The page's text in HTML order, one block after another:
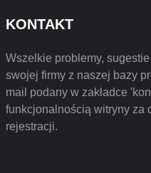
KONTAKT
Wszelkie problemy,
swojej firmy z naszej bazy
mail podany w zakładce
funkcjonalnością witryny za
rejestracji.